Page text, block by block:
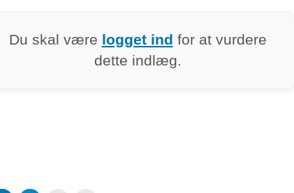
Du skal være logget ind for at vurdere
dette indlæg.